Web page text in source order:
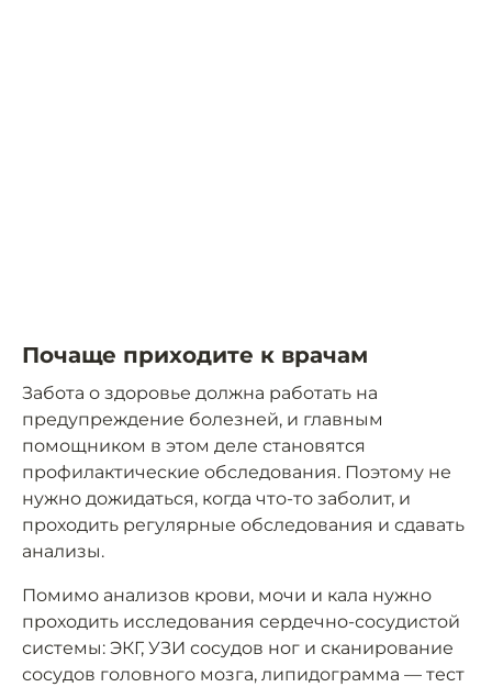
Почаще приходите к врачам
Забота о здоровье должна работать на
предупреждение болезней, и главным
помощником в этом деле становятся
профилактические обследования. Поэтому не
нужно дожидаться, когда что-то заболит, и
проходить регулярные обследования и сдавать
анализы.
Помимо анализов крови, мочи и кала нужно
проходить исследования сердечно-сосудистой
системы: ЭКГ, УЗИ сосудов ног и сканирование
сосудов головного мозга, липидограмма — тест